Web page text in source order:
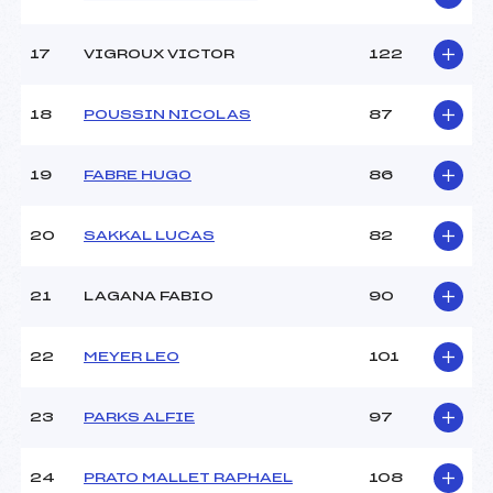
17 VIGROUX VICTOR 122
18 POUSSIN NICOLAS 87
19 FABRE HUGO 86
20 SAKKAL LUCAS 82
21 LAGANA FABIO 90
22 MEYER LEO 101
23 PARKS ALFIE 97
24 PRATO MALLET RAPHAEL 108